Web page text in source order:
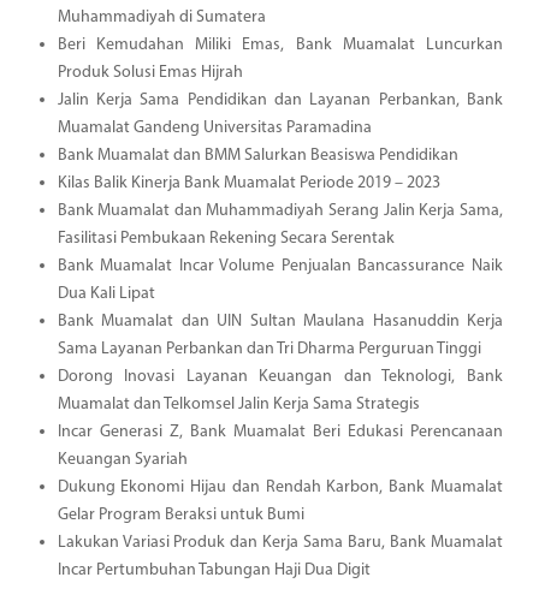
Muhammadiyah di Sumatera
Beri Kemudahan Miliki Emas, Bank Muamalat Luncurkan
Produk Solusi Emas Hijrah
Jalin Kerja Sama Pendidikan dan Layanan Perbankan, Bank
Muamalat Gandeng Universitas Paramadina
Bank Muamalat dan BMM Salurkan Beasiswa Pendidikan
Kilas Balik Kinerja Bank Muamalat Periode 2019 – 2023
Bank Muamalat dan Muhammadiyah Serang Jalin Kerja Sama,
Fasilitasi Pembukaan Rekening Secara Serentak
Bank Muamalat Incar Volume Penjualan Bancassurance Naik
Dua Kali Lipat
Bank Muamalat dan UIN Sultan Maulana Hasanuddin Kerja
Sama Layanan Perbankan dan Tri Dharma Perguruan Tinggi
Dorong Inovasi Layanan Keuangan dan Teknologi, Bank
Muamalat dan Telkomsel Jalin Kerja Sama Strategis
Incar Generasi Z, Bank Muamalat Beri Edukasi Perencanaan
Keuangan Syariah
Dukung Ekonomi Hijau dan Rendah Karbon, Bank Muamalat
Gelar Program Beraksi untuk Bumi
Lakukan Variasi Produk dan Kerja Sama Baru, Bank Muamalat
Incar Pertumbuhan Tabungan Haji Dua Digit